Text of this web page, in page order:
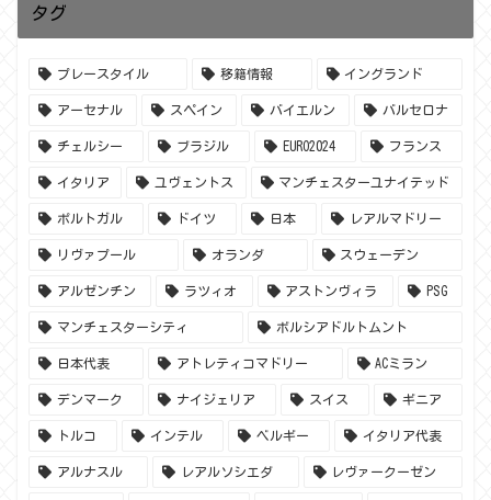
タグ
プレースタイル 移籍情報 イングランド
アーセナル スペイン バイエルン バルセロナ
チェルシー ブラジル EURO2024 フランス
イタリア ユヴェントス マンチェスターユナイテッド
ポルトガル ドイツ 日本 レアルマドリー
リヴァプール オランダ スウェーデン
アルゼンチン ラツィオ アストンヴィラ PSG
マンチェスターシティ ボルシアドルトムント
日本代表 アトレティコマドリー ACミラン
デンマーク ナイジェリア スイス ギニア
トルコ インテル ベルギー イタリア代表
アルナスル レアルソシエダ レヴァークーゼン